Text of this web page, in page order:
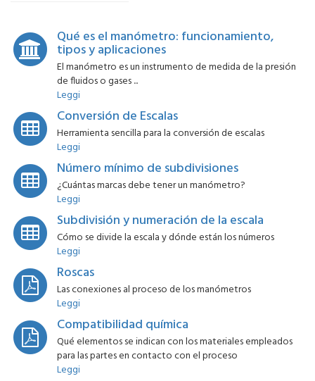
Qué es el manómetro: funcionamiento,
tipos y aplicaciones
El manómetro es un instrumento de medida de la presión
de fluidos o gases ...
Leggi
Conversión de Escalas
Herramienta sencilla para la conversión de escalas
Leggi
Número mínimo de subdivisiones
¿Cuántas marcas debe tener un manómetro?
Leggi
Subdivisión y numeración de la escala
Cómo se divide la escala y dónde están los números
Leggi
Roscas
Las conexiones al proceso de los manómetros
Leggi
Compatibilidad química
Qué elementos se indican con los materiales empleados
para las partes en contacto con el proceso
Leggi